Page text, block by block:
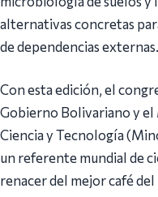
alternativas concretas
de dependencias externas.
Con esta edición, el
Gobierno Bolivariano y
Ciencia y Tecnología
un referente mundial de
renacer del mejor café del